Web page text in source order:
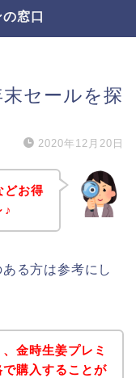
窓口
セールを探
2020年12月20日
どお得
♪
る方は参考にし
金時生姜プレミ
購入することが